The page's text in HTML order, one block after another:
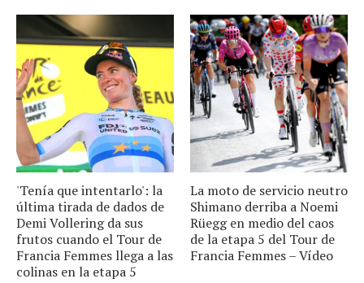
'Tenía que intentarlo': la
última tirada de dados de
Demi Vollering da sus
frutos cuando el Tour de
Francia Femmes llega a las
colinas en la etapa 5
La moto de servicio neutro
Shimano derriba a Noemi
Rüegg en medio del caos
de la etapa 5 del Tour de
Francia Femmes – Vídeo